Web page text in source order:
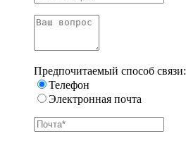
Предпочитаемый способ связи:
Телефон
Электронная почта